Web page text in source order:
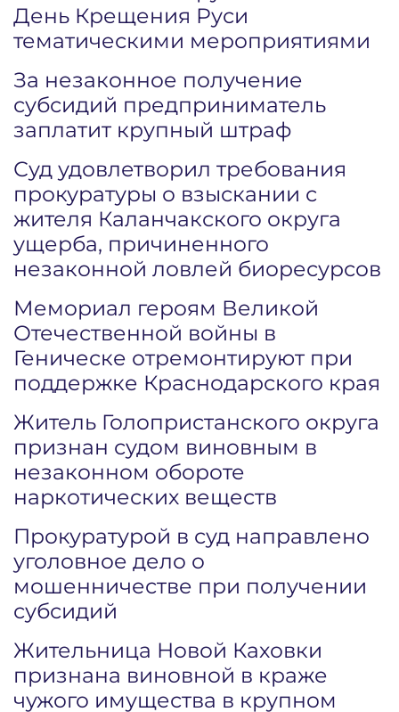
День Крещения Руси
тематическими мероприятиями
За незаконное получение
субсидий предприниматель
заплатит крупный штраф
Суд удовлетворил требования
прокуратуры о взыскании с
жителя Каланчакского округа
ущерба, причиненного
незаконной ловлей биоресурсов
Мемориал героям Великой
Отечественной войны в
Геническе отремонтируют при
поддержке Краснодарского края
Житель Голопристанского округа
признан судом виновным в
незаконном обороте
наркотических веществ
Прокуратурой в суд направлено
уголовное дело о
мошенничестве при получении
субсидий
Жительница Новой Каховки
признана виновной в краже
чужого имущества в крупном